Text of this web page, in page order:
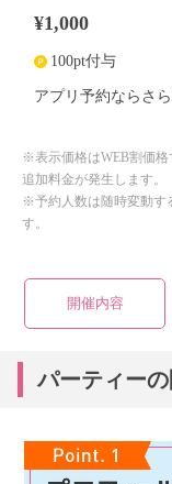
¥1,000
100pt付与
アプリ予約ならさ
※表示価格はWEB割価格
追加料金が発生します。
※予約人数は随時変動す
す。
開催内容
パーティー